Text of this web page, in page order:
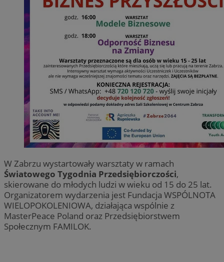
W Zabrzu wystartowały warsztaty w ramach
Światowego Tygodnia Przedsiębiorczości,
skierowane do młodych ludzi w wieku od 15 do 25 lat.
Organizatorem wydarzenia jest Fundacja WSPÓLNOTA
WIELOPOKOLENIOWA, działająca wspólnie z
MasterPeace Poland oraz Przedsiębiorstwem
Społecznym FAMILOK.